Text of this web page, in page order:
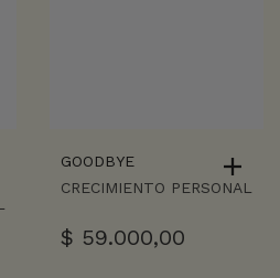
GOODBYE
CRECIMIENTO PERSONAL
$ 59.000,00